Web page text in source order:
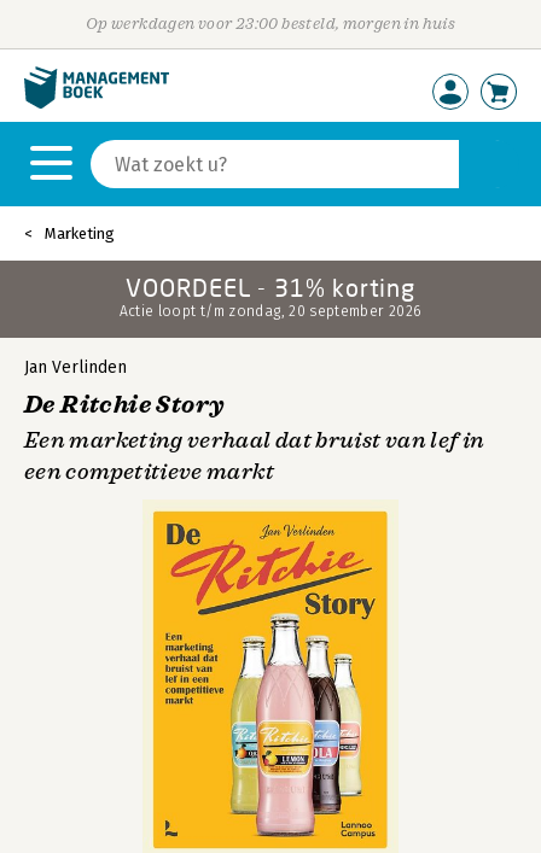
Op werkdagen voor 23:00 besteld, morgen in huis
Marketing
VOORDEEL - 31% korting
Actie loopt t/m zondag, 20 september 2026
Jan Verlinden
De Ritchie Story
Een marketing verhaal dat bruist van lef in
een competitieve markt